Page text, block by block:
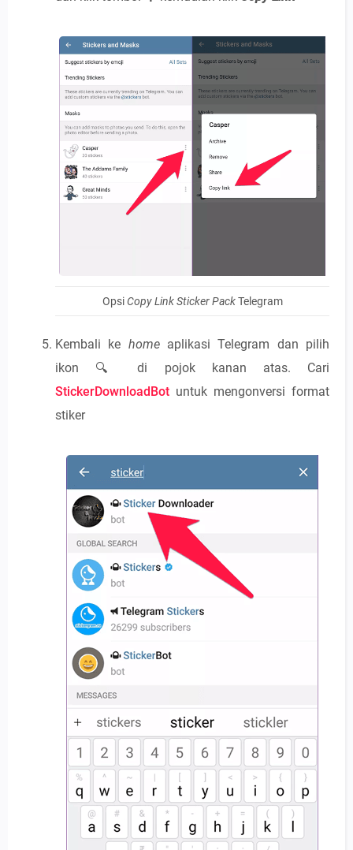
OpsiCopy Link Sticker PackTelegram
Kembali ke home aplikasi Telegram dan pilih
ikon 🔍 di pojok kanan atas. Cari
StickerDownloadBot untuk mengonversi format
stiker